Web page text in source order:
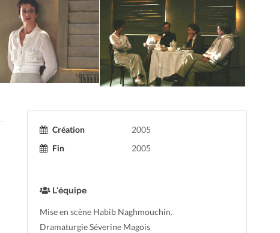
Création
2005
Fin
2005
L'équipe
Mise en scène Habib Naghmouchin.
Dramaturgie Séverine Magois